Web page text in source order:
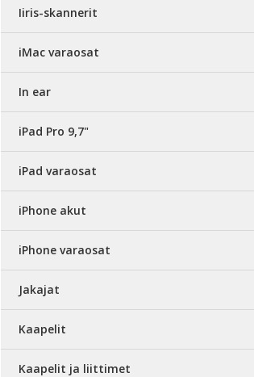
Iiris-skannerit
iMac varaosat
In ear
iPad Pro 9,7"
iPad varaosat
iPhone akut
iPhone varaosat
Jakajat
Kaapelit
Kaapelit ja liittimet